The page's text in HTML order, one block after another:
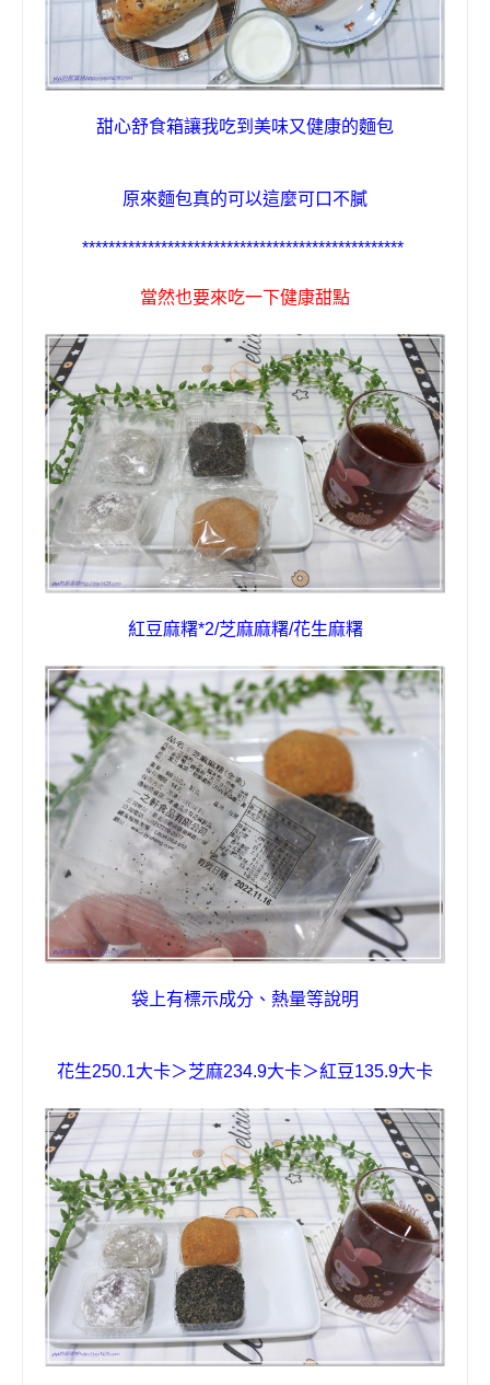
甜心舒食箱讓我吃到美味又健康的麵包
原來麵包真的可以這麼可口不膩
*************************************************
當然也要來吃一下健康甜點
紅豆麻糬*2/芝麻麻糬/花生麻糬
袋上有標示成分 、 熱量等說明
花生250.1大卡＞芝麻234.9大卡＞紅豆135.9大卡